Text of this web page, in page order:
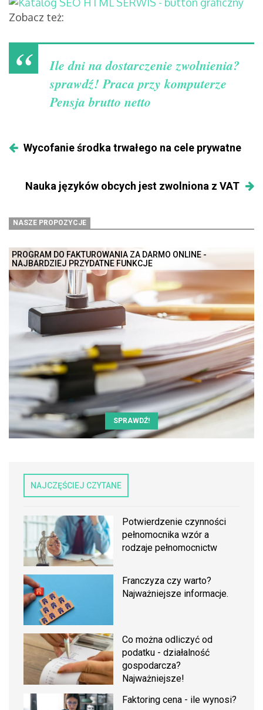
Zobacz też:
Ile dni na dostarczenie zwolnienia?
sprawdź! Praca przy komputerze
Pensja brutto netto
Wycofanie środka trwałego na cele prywatne
Nauka języków obcych jest zwolniona z VAT
NASZE PROPOZYCJE
PROGRAM DO FAKTUROWANIA ZA DARMO ONLINE -
NAJBARDZIEJ PRZYDATNE FUNKCJE
SPRAWDŹ!
NAJCZĘŚCIEJ CZYTANE
Potwierdzenie czynności
pełnomocnika wzór a
rodzaje pełnomocnictw
Franczyza czy warto?
Najważniejsze informacje.
Co można odliczyć od
podatku - działalność
gospodarcza?
Najważniejsze!
Faktoring cena - ile wynosi?